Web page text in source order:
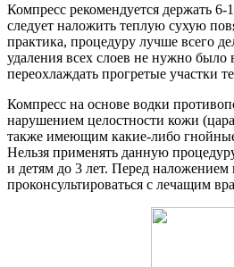
Компресс рекомендуется держать 6-
следует наложить теплую сухую
практика, процедуру лучше всего
удаления всех слоев не нужно было
переохлаждать прогретые участки
Компресс на основе водки
нарушением целостности кожи
также имеющим какие-либо
Нельзя применять данную
и детям до 3 лет. Перед наложением
проконсультироваться с лечащим